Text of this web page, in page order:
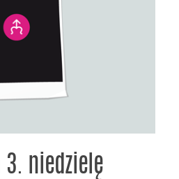
3. niedzielę